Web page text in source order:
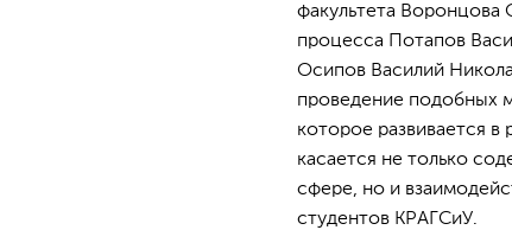
факультета Воронцова
процесса Потапов
Осипов Василий
проведение подобных
которое развивается
касается не только
сфере, но и
студентов КРАГСиУ.